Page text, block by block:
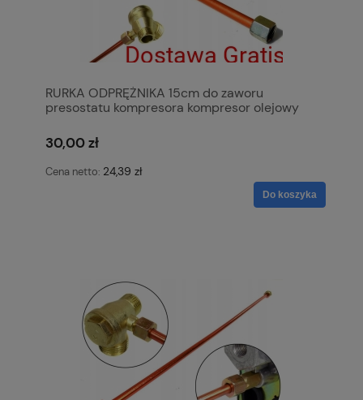
RURKA ODPRĘŻNIKA 15cm do zaworu
presostatu kompresora kompresor olejowy
30,00 zł
Cena netto: 24,39 zł
Do koszyka